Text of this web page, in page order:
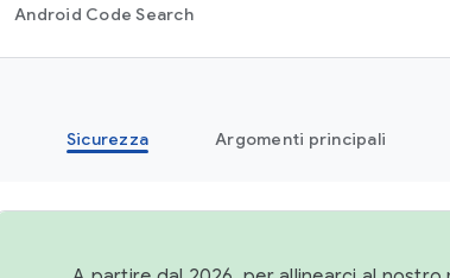
Android Code Search
Sicurezza Argomenti principali